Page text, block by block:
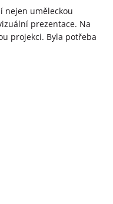
nejen uměleckou
prezentace. Na
projekci. Byla potřeba